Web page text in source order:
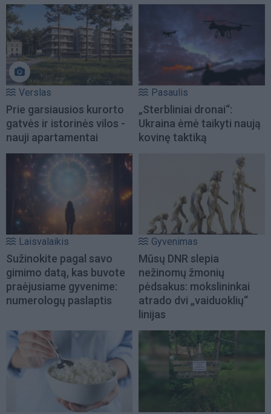
Verslas
Prie garsiausios kurorto
gatvės ir istorinės vilos -
nauji apartamentai
Pasaulis
„Sterbliniai dronai“:
Ukraina ėmė taikyti naują
kovinę taktiką
Laisvalaikis
Sužinokite pagal savo
gimimo datą, kas buvote
praėjusiame gyvenime:
numerologų paslaptis
Gyvenimas
Mūsų DNR slepia
nežinomų žmonių
pėdsakus: mokslininkai
atrado dvi „vaiduoklių“
linijas